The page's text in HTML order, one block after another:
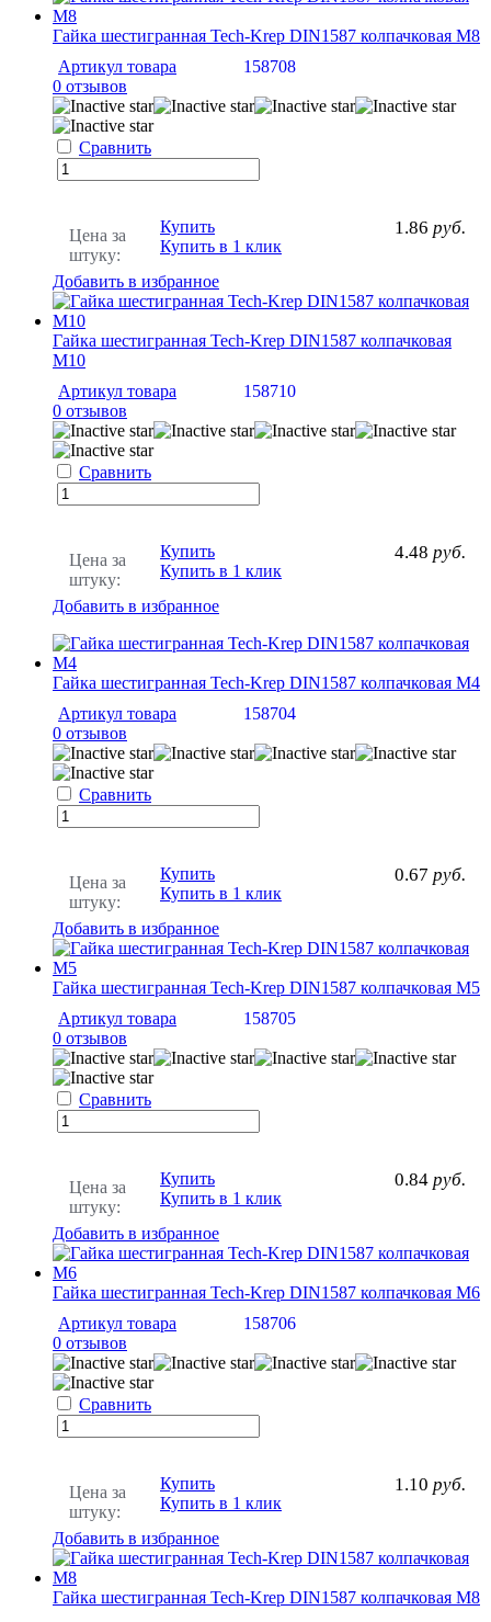
Гайка шестигранная Tech-Krep DIN1587 колпачковая М8
Артикул товара
158708
0 отзывов
Сравнить
Цена за
штуку:
1.86 руб.
Купить
Купить в 1 клик
Добавить в избранное
Гайка шестигранная Tech-Krep DIN1587 колпачковая
М10
Артикул товара
158710
0 отзывов
Сравнить
Цена за
штуку:
4.48 руб.
Купить
Купить в 1 клик
Добавить в избранное
Гайка шестигранная Tech-Krep DIN1587 колпачковая М4
Артикул товара
158704
0 отзывов
Сравнить
Цена за
штуку:
0.67 руб.
Купить
Купить в 1 клик
Добавить в избранное
Гайка шестигранная Tech-Krep DIN1587 колпачковая М5
Артикул товара
158705
0 отзывов
Сравнить
Цена за
штуку:
0.84 руб.
Купить
Купить в 1 клик
Добавить в избранное
Гайка шестигранная Tech-Krep DIN1587 колпачковая М6
Артикул товара
158706
0 отзывов
Сравнить
Цена за
штуку:
1.10 руб.
Купить
Купить в 1 клик
Добавить в избранное
Гайка шестигранная Tech-Krep DIN1587 колпачковая М8